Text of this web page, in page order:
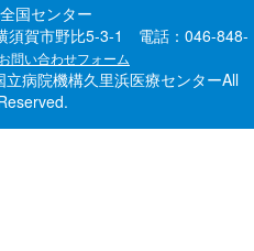
国センター
賀市野比5-3-1 電話：046-848-
お問い合わせフォーム
病院機構久里浜医療センターAll